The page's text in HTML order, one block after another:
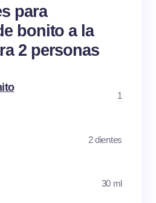
para
bonito a la
2 personas
1
2 dientes
30 ml